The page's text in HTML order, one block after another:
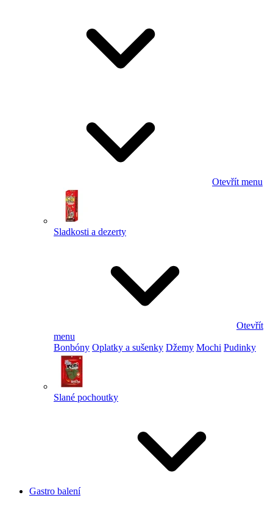
Otevřít menu
Sladkosti a dezerty
Otevřít
menu
Bonbóny Oplatky a sušenky Džemy Mochi Pudinky
Slané pochoutky
Gastro balení